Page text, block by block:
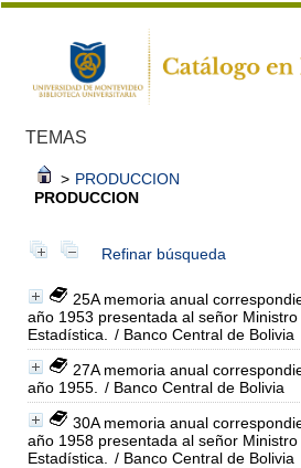
TEMAS
> PRODUCCION
PRODUCCION
Refinar búsqueda
25A memoria anual
año 1953 presentada al señor
Estadística.
/ Banco Central de Bolivia
27A memoria anual
año 1955.
/ Banco Central de Bolivia
30A memoria anual
año 1958 presentada al señor
Estadística.
/ Banco Central de Bolivia